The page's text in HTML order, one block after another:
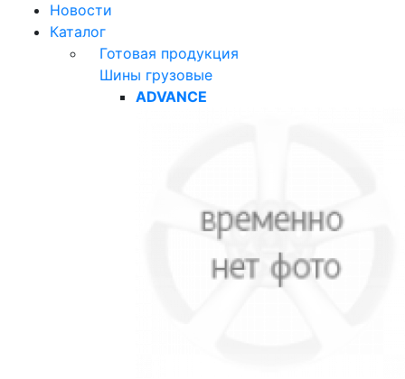
Новости
Каталог
Готовая продукция
Шины грузовые
ADVANCE